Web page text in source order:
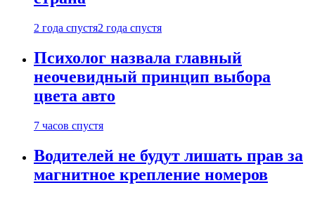
2 года спустя2 года спустя
Психолог назвала главный
неочевидный принцип выбора
цвета авто
7 часов спустя
Водителей не будут лишать прав за
магнитное крепление номеров